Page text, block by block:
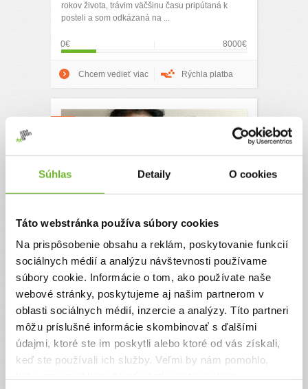
Súhlas Detaily O cookies
Táto webstránka používa súbory cookies
Na prispôsobenie obsahu a reklám, poskytovanie funkcií
sociálnych médií a analýzu návštevnosti používame
súbory cookie. Informácie o tom, ako používate naše
webové stránky, poskytujeme aj našim partnerom v
oblasti sociálnych médií, inzercie a analýzy. Títo partneri
môžu príslušné informácie skombinovať s ďalšími
údajmi, ktoré ste im poskytli alebo ktoré od vás získali,
keď ste používali ich služby. Veľmi by nám pomohlo,
rokov života, trávim väčšinu času pripútaná k
posteli a som odkázaná na ...
0€ 8000€
Chcem vedieť viac Rýchla platba
Podporme Jasmínku na
jej ceste po strate mamy
Pani Helenka prosí o pomoc pre svoju vnučku
Jasmínku, ktorej tohto roku v marci zomrela jej
mamička, ktorá bola onkologický pacient a dlhé
nakoniec podľahla. Príbeh jej mamičky Lucky bol
taktiež zverejnený na tomto portáli. Bola to 35-
ročná slobodná mamička, ktorá sa spolu so
septembri nastupuje do ...